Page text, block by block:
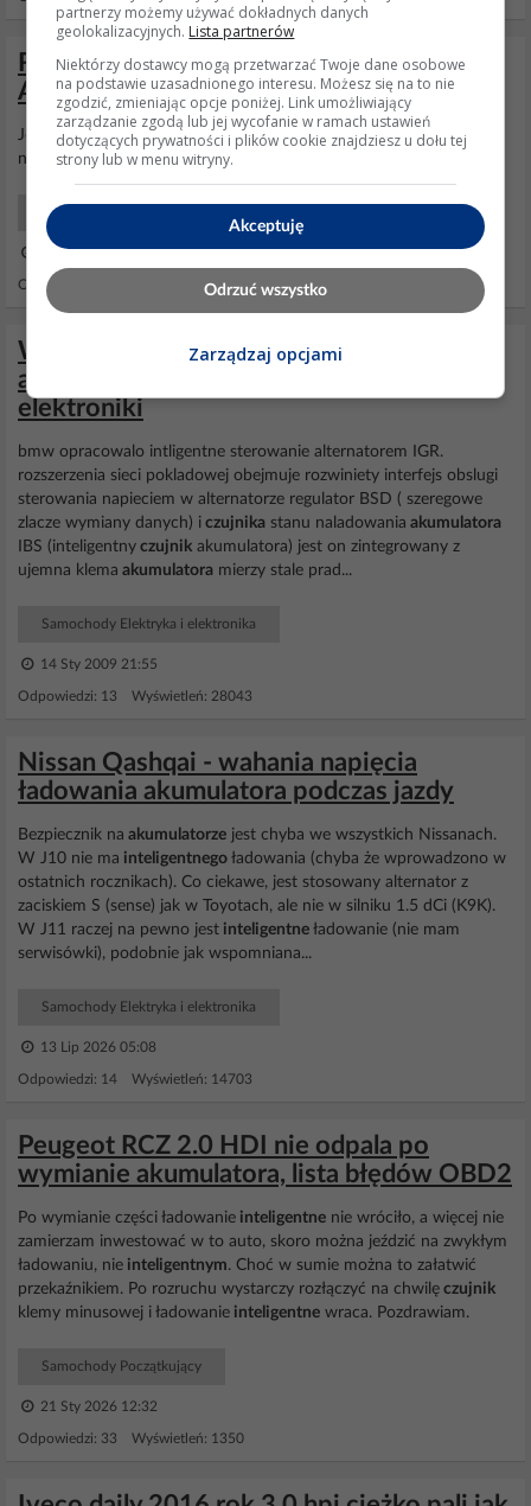
Reklamacja akumulatora YUASA YBX9096
AGM 12V 70Ah 760A.
Jeśli maszinteligentneładowanie (czujnik na klemie) to niestety
nawet najlepszyakumulatordługo nie potrzyma.
Samochody Eksploatacja
01 Mar 2026 11:21
Odpowiedzi: 14 Wyświetleń: 612
Wybór alternatora 90-115A do
akumulatora 100Ah i dodatkowej
elektroniki
bmw opracowalo intligentne sterowanie alternatorem IGR.
rozszerzenia sieci pokladowej obejmuje rozwiniety interfejs obslugi
sterowania napieciem w alternatorze regulator BSD ( szeregowe
zlacze wymiany danych) i czujnika stanu naladowania akumulatora
IBS (inteligentny czujnik akumulatora) jest on zintegrowany z
ujemna klema akumulatora mierzy stale prad...
Samochody Elektryka i elektronika
14 Sty 2009 21:55
Odpowiedzi: 13 Wyświetleń: 28043
Nissan Qashqai - wahania napięcia
ładowania akumulatora podczas jazdy
Bezpiecznik na akumulatorze jest chyba we wszystkich Nissanach.
W J10 nie ma inteligentnego ładowania (chyba że wprowadzono w
ostatnich rocznikach). Co ciekawe, jest stosowany alternator z
zaciskiem S (sense) jak w Toyotach, ale nie w silniku 1.5 dCi (K9K).
W J11 raczej na pewno jest inteligentne ładowanie (nie mam
serwisówki), podobnie jak wspomniana...
Samochody Elektryka i elektronika
13 Lip 2026 05:08
Odpowiedzi: 14 Wyświetleń: 14703
Peugeot RCZ 2.0 HDI nie odpala po
wymianie akumulatora, lista błędów OBD2
Po wymianie części ładowanie inteligentne nie wróciło, a więcej nie
zamierzam inwestować w to auto, skoro można jeździć na zwykłym
ładowaniu, nie inteligentnym. Choć w sumie można to załatwić
przekaźnikiem. Po rozruchu wystarczy rozłączyć na chwilę czujnik
klemy minusowej i ładowanie inteligentne wraca. Pozdrawiam.
Samochody Początkujący
21 Sty 2026 12:32
Odpowiedzi: 33 Wyświetleń: 1350
partnerzy możemy używać dokładnych danych
geolokalizacyjnych. Lista partnerów
Niektórzy dostawcy mogą przetwarzać Twoje dane osobowe
na podstawie uzasadnionego interesu. Możesz się na to nie
zgodzić, zmieniając opcje poniżej. Link umożliwiający
zarządzanie zgodą lub jej wycofanie w ramach ustawień
dotyczących prywatności i plików cookie znajdziesz u dołu tej
strony lub w menu witryny.
Akceptuję
Odrzuć wszystko
Zarządzaj opcjami